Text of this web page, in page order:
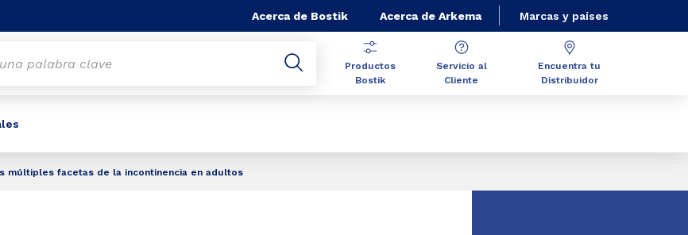
Acerca de Bostik Acerca de Arkema Marcas y países
Productos
Bostik
Servicio al
Cliente
Encuentra tu
Distribuidor
múltiples facetas de la incontinencia en adultos